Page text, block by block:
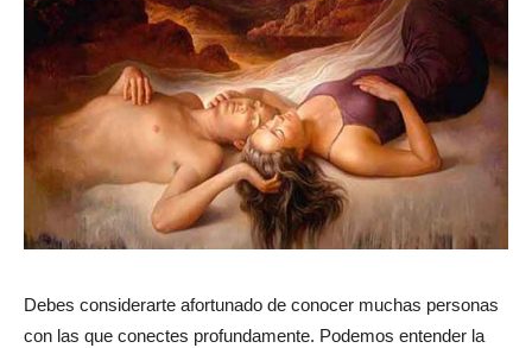
Debes considerarte afortunado de conocer muchas personas
con las que conectes profundamente. Podemos entender la